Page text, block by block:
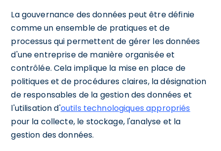
La gouvernance des données peut être définie
comme un ensemble de pratiques et de
processus qui permettent de gérer les données
d'une entreprise de manière organisée et
contrôlée. Cela implique la mise en place de
politiques et de procédures claires, la désignation
de responsables de la gestion des données et
l'utilisation d'outils technologiques appropriés
pour la collecte, le stockage, l'analyse et la
gestion des données.